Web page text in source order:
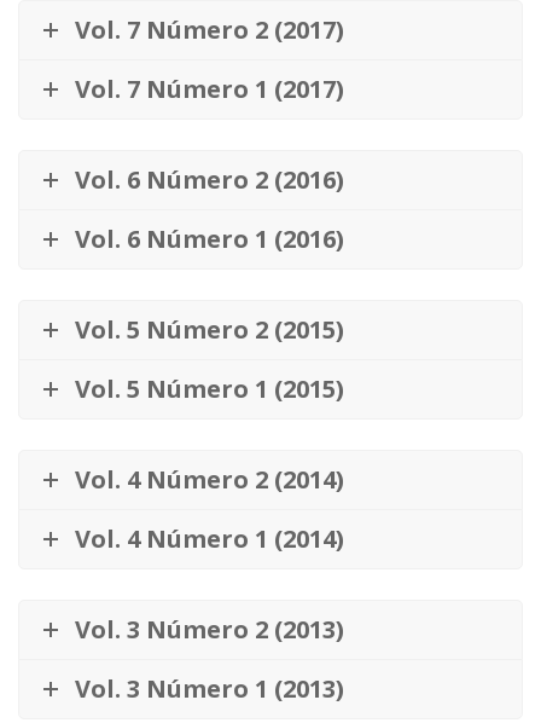
Vol. 7 Número 2 (2017)
Vol. 7 Número 1 (2017)
Vol. 6 Número 2 (2016)
Vol. 6 Número 1 (2016)
Vol. 5 Número 2 (2015)
Vol. 5 Número 1 (2015)
Vol. 4 Número 2 (2014)
Vol. 4 Número 1 (2014)
Vol. 3 Número 2 (2013)
Vol. 3 Número 1 (2013)